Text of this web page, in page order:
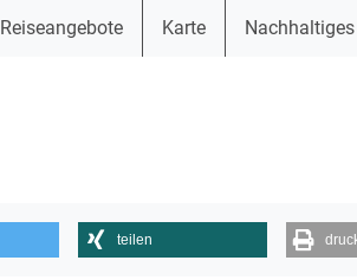
Reiseangebote Karte Nachhaltiges
teilen